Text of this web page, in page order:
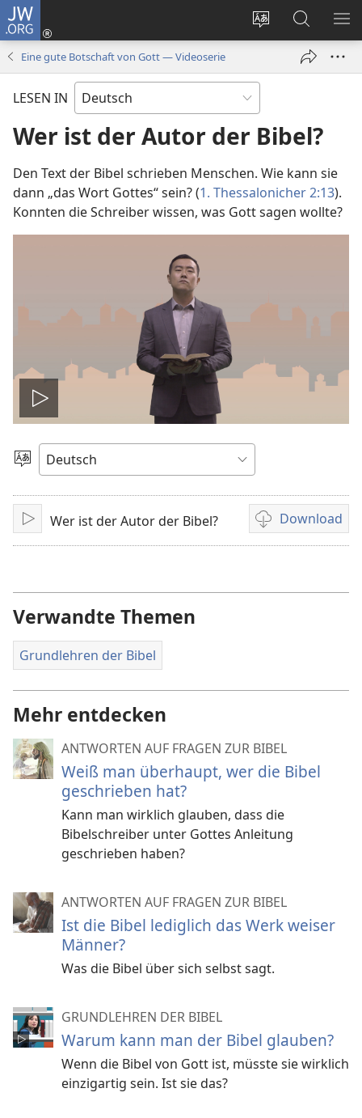
JW.ORG
Websitesprache
ändern
Anmelden
(öffnet
Suche
Eine gute Botschaft von Gott — Videoserie
LESEN IN
Wer ist der Autor der Bibel?
Den Text der Bibel schrieben Menschen. Wie kann sie
dann „das Wort Gottes“ sein? (1. Thessalonicher 2:13).
Konnten die Schreiber wissen, was Gott sagen wollte?
Video
abspielen
Sprache
auswählen
Abspielen
Wer ist der Autor der Bibel? Download
für
Verwandte Themen
Grundlehren der Bibel
Mehr entdecken
ANTWORTEN AUF FRAGEN ZUR BIBEL
Weiß man überhaupt, wer die Bibel
geschrieben hat?
Kann man wirklich glauben, dass die
Bibelschreiber unter Gottes Anleitung
geschrieben haben?
ANTWORTEN AUF FRAGEN ZUR BIBEL
Ist die Bibel lediglich das Werk weiser
Männer?
Was die Bibel über sich selbst sagt.
GRUNDLEHREN DER BIBEL
Warum kann man der Bibel glauben?
Wenn die Bibel von Gott ist, müsste sie wirklich
einzigartig sein. Ist sie das?